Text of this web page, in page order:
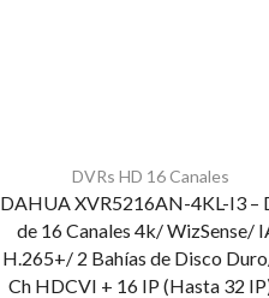
DVRs HD 16 Canales
DAHUA XVR5216AN-4KL-I3 –
de 16 Canales 4k/ WizSense/
H.265+/ 2 Bahías de Disco
Ch HDCVI + 16 IP (Hasta 32